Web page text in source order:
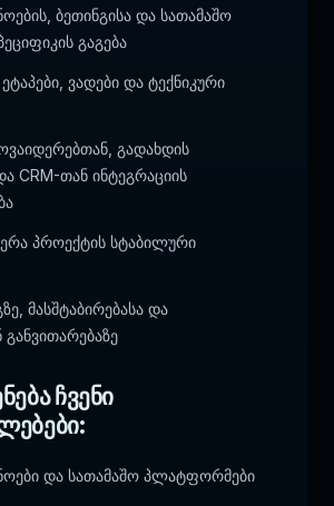
ბეთინგისა და სათამაშო
გაგება
ვადები და ტექნიკური
გადახდის
CRM-თან ინტეგრაციის
პროექტის სტაბილური
მასშტაბირებასა და
ჩვენი
და სათამაშო პლატფორმები